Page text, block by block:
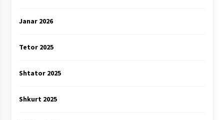
Janar 2026
Tetor 2025
Shtator 2025
Shkurt 2025